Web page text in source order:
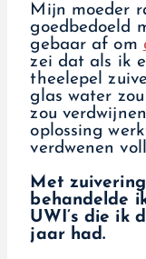
Mijn moeder
goedbedoeld
gebaar af om
zei dat als ik
theelepel
glas water
zou
oplossing
verdwenen
Met
behandelde
UWI’s die ik
jaar had.